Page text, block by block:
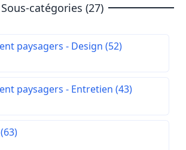
Sous-catégories (27)
paysagers - Design (52)
paysagers - Entretien (43)